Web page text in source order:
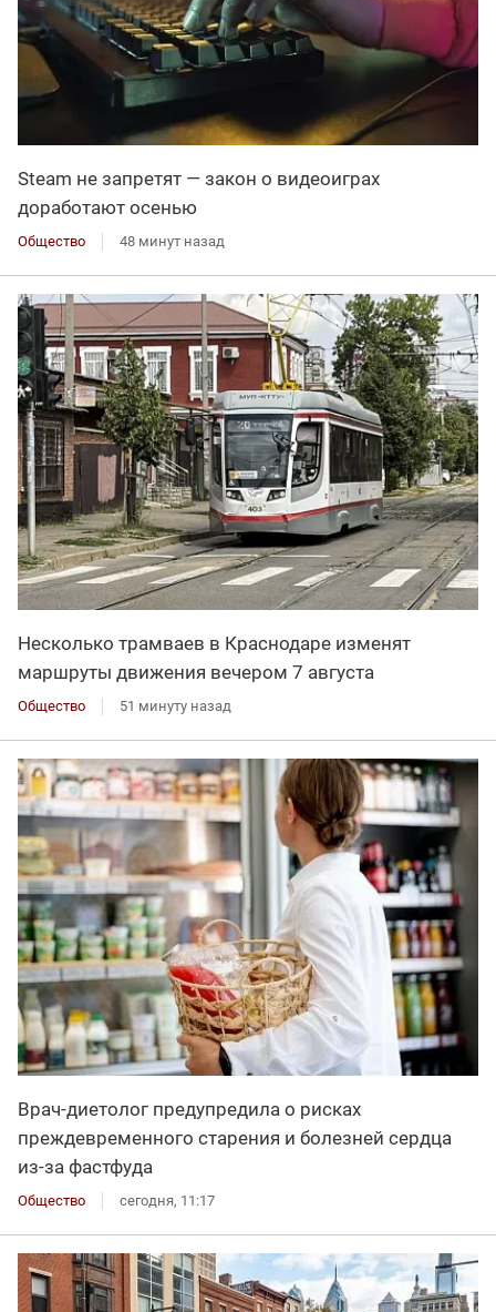
Steam не запретят — закон о видеоиграх
доработают осенью
Общество 48 минут назад
Несколько трамваев в Краснодаре изменят
маршруты движения вечером 7 августа
Общество 51 минуту назад
Врач-диетолог предупредила о рисках
преждевременного старения и болезней сердца
из-за фастфуда
Общество сегодня, 11:17